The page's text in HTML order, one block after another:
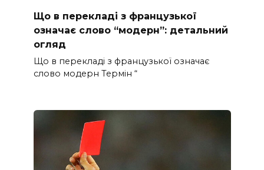
Що в перекладі з французької
означає слово “модерн”: детальний
огляд
Що в перекладі з французької означає
слово модерн Термін “